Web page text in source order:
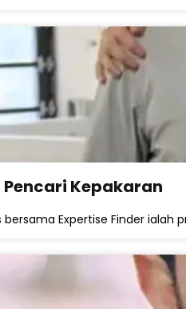
Kepakaran
bersama Expertise Finder